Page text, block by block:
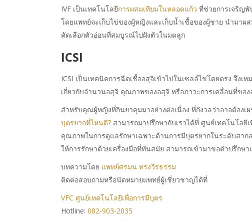
IVF เป็นเทคโนโลยีการผสมเทียมในหลอดแก้ว ที่ช่วยการเจริญ
โดยแพทย์จะเก็บไข่ของผู้หญิงและเก็บน้ำเชื้อของผู้ชาย นำมา
คัดเลือกตัวอ่อนที่สมบูรณ์ไปฝังตัวในมดลูก
ICSI
ICSI เป็นเทคนิคการฉีดเชื้ออสุจิเข้าไปในเซลล์ไข่โดยตรง จึ
เกี่ยวกับจำนวนอสุจิ คุณภาพของอสุจิ หรือภาวะการเคลื่อนที่ของ
สำหรับคุณผู้หญิงที่กินยาคุมมาอย่างต่อเนื่อง ที่กังวลว่าอาจต้อง
บุตรยากที่ไหนดี? สามารถมาปรึกษากับเราได้ที่ ศูนย์เทคโนโลยี
คุณภาพในการดูแลรักษาเฉพาะด้านการมีบุตรยากในระดับสา
ให้การรักษาด้วยเครื่องมือที่ทันสมัย สามารถเข้ามาขอคำปรึกษ
บทความโดย แพทย์ศรมน ทรงวีรธรรม
ติดต่อสอบถามหรือนัดหมายแพทย์ผู้เชี่ยวชาญได้ที่
VFC ศูนย์เทคโนโลยีเพื่อการมีบุตร
Hotline: 082-903-2035